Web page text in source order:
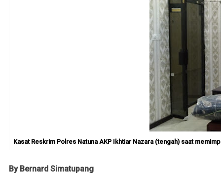
Kasat Reskrim Polres Natuna AKP Ikhtiar Nazara (tengah) saat
By Bernard Simatupang